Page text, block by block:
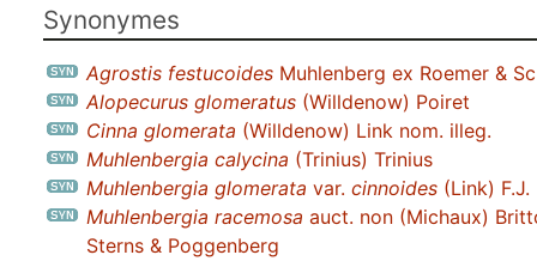
Synonymes
Agrostis festucoides Muhlenberg ex Roemer &
Alopecurus glomeratus (Willdenow) Poiret
Cinna glomerata (Willdenow) Link nom. illeg.
Muhlenbergia calycina (Trinius) Trinius
Muhlenbergia glomerata var. cinnoides (Link)
Muhlenbergia racemosa auct. non (Michaux)
Sterns & Poggenberg